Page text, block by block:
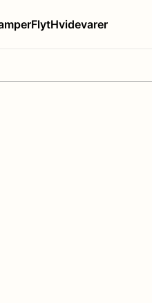
FlytHvidevarer